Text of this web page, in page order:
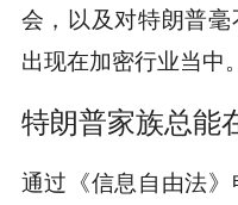
会，以及对特朗普
出现在加密行业当中。
特朗普家族总能
通过《信息自由法